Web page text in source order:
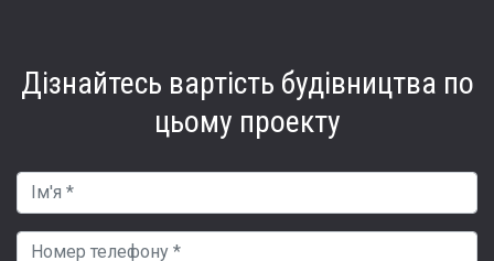
Дізнайтесь вартість будівництва по
цьому проекту